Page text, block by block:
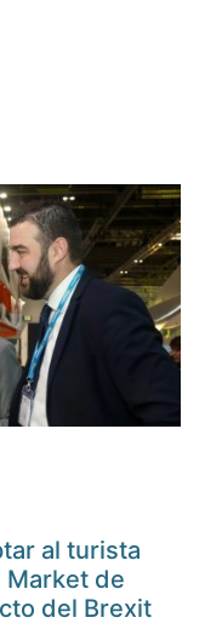
al turista
Market de
del Brexit